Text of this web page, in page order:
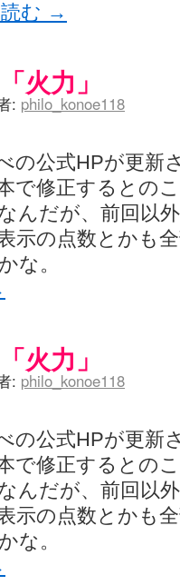
む →
火力」
: philo_konoe118
の公式HPが更新
で修正するとの
んだが、前回以
示の点数とかも
な。
火力」
: philo_konoe118
の公式HPが更新
で修正するとの
んだが、前回以
示の点数とかも
な。